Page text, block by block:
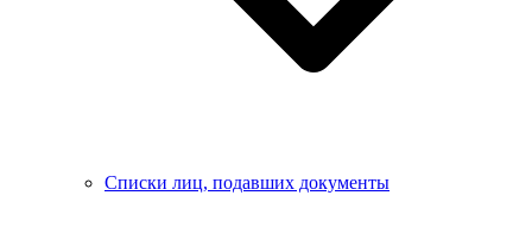
Списки лиц, подавших документы